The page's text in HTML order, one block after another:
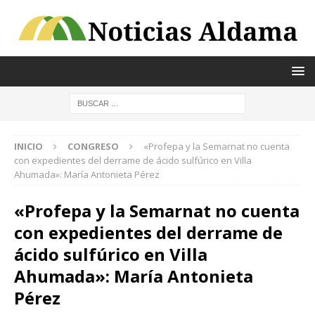
INICIO CONGRESO
«Profepa y la Semarnat no cuenta
con expedientes del derrame de ácido sulfúrico en Villa
Ahumada»: María Antonieta Pérez
«Profepa y la Semarnat no cuenta
con expedientes del derrame de
ácido sulfúrico en Villa
Ahumada»: María Antonieta
Pérez